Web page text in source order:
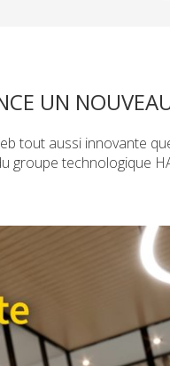
UN
tout aussi innovante
groupe technologique